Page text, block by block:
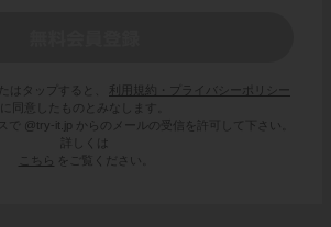
はタップすると、
利用規約・プライバシーポリシー
に同意したものとみなします。
で @try-it.jp からのメールの受信を許可して下さい。
詳しくは
こちら
をご覧ください。